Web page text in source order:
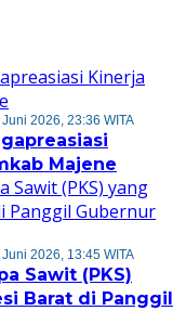
2026, 23:36 WITA
Majene
2026, 13:45 WITA
Sawit (PKS)
Barat di Panggil